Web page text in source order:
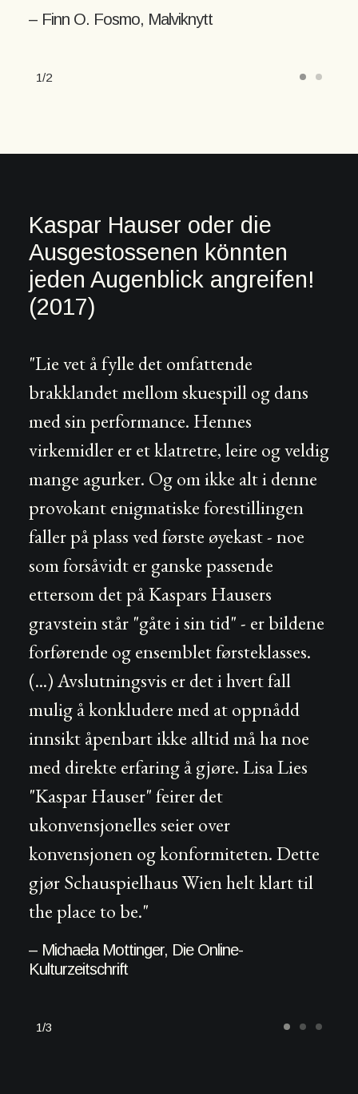
– Finn O. Fosmo, Malviknytt
1 2
Kaspar Hauser oder die
Ausgestossenen könnten
jeden Augenblick angreifen!
(2017)
"Lie vet å fylle det omfattende
brakklandet mellom skuespill og dans
med sin performance. Hennes
virkemidler er et klatretre, leire og veldig
mange agurker. Og om ikke alt i denne
provokant enigmatiske forestillingen
faller på plass ved første øyekast - noe
som forsåvidt er ganske passende
ettersom det på Kaspars Hausers
gravstein står "gåte i sin tid" - er bildene
forførende og ensemblet førsteklasses.
(...) Avslutningsvis er det i hvert fall
mulig å konkludere med at oppnådd
innsikt åpenbart ikke alltid må ha noe
med direkte erfaring å gjøre. Lisa Lies
"Kaspar Hauser" feirer det
ukonvensjonelles seier over
konvensjonen og konformiteten. Dette
gjør Schauspielhaus Wien helt klart til
the place to be."
– Michaela Mottinger, Die Online-
Kulturzeitschrift
1 3